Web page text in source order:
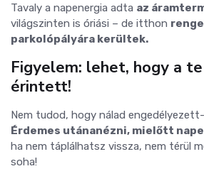
Tavaly a napenergia adta az
világszinten is óriási – de itthon
parkolópályára kerültek.
Figyelem: lehet, hogy a
érintett!
Nem tudod, hogy nálad
Érdemes utánanézni, mielőtt
ha nem táplálhatsz vissza, nem térül
soha!